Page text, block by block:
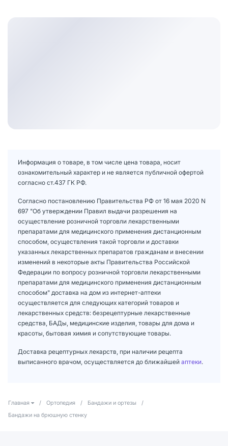
Информация о товаре, в том числе цена товара, носит
ознакомительный характер и не является публичной офертой
согласно ст.437 ГК РФ.
Согласно постановлению Правительства РФ от 16 мая 2020 N
697 "Об утверждении Правил выдачи разрешения на
осуществление розничной торговли лекарственными
препаратами для медицинского применения дистанционным
способом, осуществления такой торговли и доставки
указанных лекарственных препаратов гражданам и внесении
изменений в некоторые акты Правительства Российской
Федерации по вопросу розничной торговли лекарственными
препаратами для медицинского применения дистанционным
способом" доставка на дом из интернет-аптеки
осуществляется для следующих категорий товаров и
лекарственных средств: безрецептурные лекарственные
средства, БАДы, медицинские изделия, товары для дома и
красоты, бытовая химия и сопутствующие товары.
Доставка рецептурных лекарств, при наличии рецепта
выписанного врачом, осуществляется до ближайшей аптеки.
Главная / Ортопедия / Бандажи и ортезы
/
Бандажи на брюшную стенку